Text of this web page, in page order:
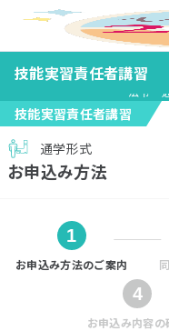
ホーム 技能実習責任者
技能実習責任者講習
法令・
技能実習責任者講習
通学形式
お申込み方法
お申込み方法のご案内
お申込み内容の